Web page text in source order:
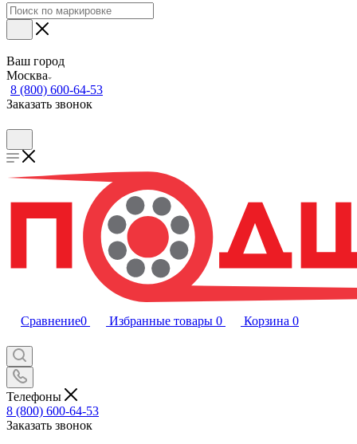
Ваш город
Москва
8 (800) 600-64-53
Заказать звонок
Сравнение0 Избранные товары 0 Корзина 0
Телефоны
8 (800) 600-64-53
Заказать звонок